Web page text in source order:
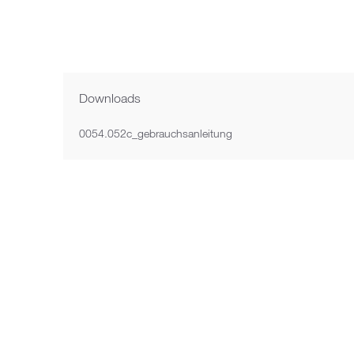
Downloads
0054.052c_gebrauchsanleitung